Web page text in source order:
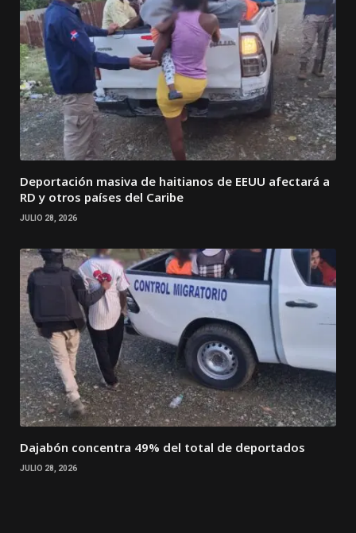
Deportación masiva de haitianos de EEUU afectará a
RD y otros países del Caribe
JULIO 28, 2026
Dajabón concentra 49% del total de deportados
JULIO 28, 2026